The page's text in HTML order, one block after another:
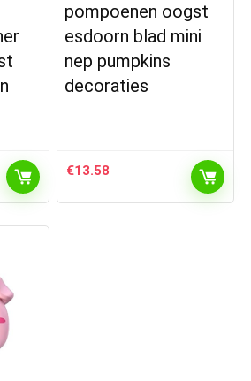
pompoenen oogst
esdoorn blad mini
nep pumpkins
decoraties
€13.58